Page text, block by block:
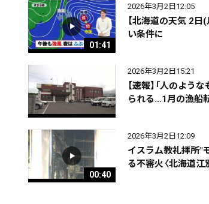
01:41
2026年3月2日12:05
【北海道の天気 2
い条件に
2026年3月2日15:21
【速報】「人のよ
られる...1月の漁船
00:40
2026年3月2日12:09
イスラム教礼拝所"
る不審火〈北海道江
期間を絞る